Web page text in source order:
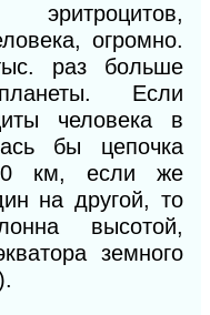
огромно.
раз больше
Если
человека в
бы цепочка
км, если же
на другой, то
высотой,
земного